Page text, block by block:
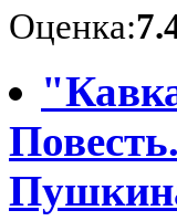
Оценка: